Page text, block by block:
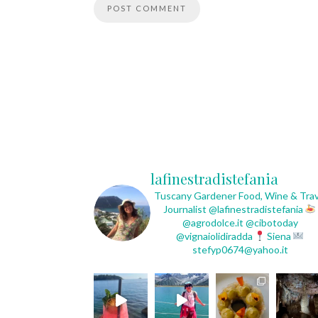
lafinestradistefania
Tuscany GardenerFood, Wine &
Journalist @lafinestradistefania
@agrodolce.it @cibotoday
@vignaiolidiradda
Siena
stefyp0674@yahoo.it